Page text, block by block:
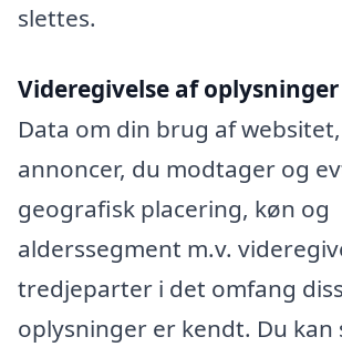
slettes.
Videregivelse af oplysninger
Data om din brug af
annoncer, du modtager og
geografisk placering, køn og
alderssegment m.v.
tredjeparter i det omfang
oplysninger er kendt. Du kan